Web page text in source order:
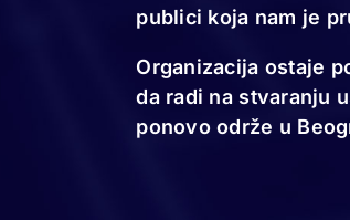
10.11.24
publici koja nam je
Organizacija ostaje
da radi na stvaranju
ponovo održe u